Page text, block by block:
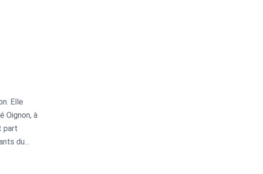
Elle
Oignon, à
part
du